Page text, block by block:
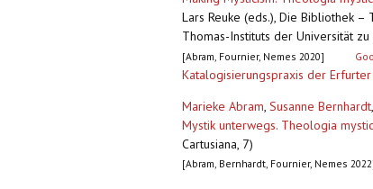
Lars Reuke (eds.), Die Bibliothek
Thomas-Instituts der Universität zu
[Abram, Fournier, Nemes 2020]
Katalogisierungspraxis der
Marieke Abram, Susanne Bernhardt,
Mystik unterwegs. Theologia
Cartusiana, 7)
[Abram, Bernhardt, Fournier, Nemes